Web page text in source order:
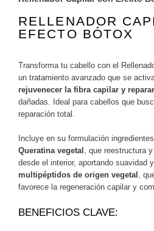
RELLENADOR
EFECTO BÓTOX
Transforma tu cabello con el
un tratamiento avanzado que se
rejuvenecer la fibra capilar y reparar
dañadas. Ideal para cabellos que
reparación total.
Incluye en su formulación
Queratina vegetal
, que reestructura
desde el interior, aportando suavidad
multipéptidos de origen vegetal
,
favorece la regeneración capilar y
BENEFICIOS CLAVE: